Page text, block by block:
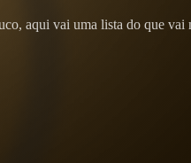
aqui vai uma lista do que